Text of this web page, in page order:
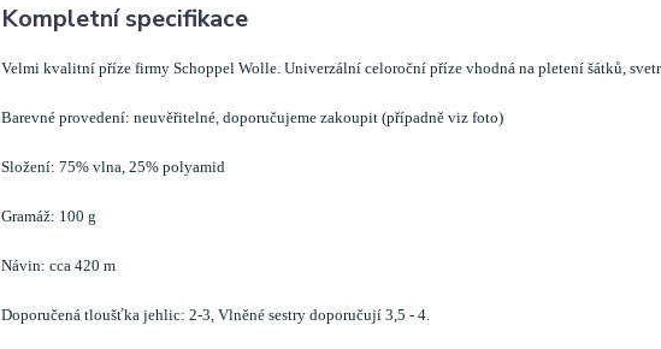
Kompletní specifikace
Velmi kvalitní příze firmy Schoppel Wolle. Univerzální celoroční příze vhodná na pletení šátků,
Barevné provedení: neuvěřitelné, doporučujeme zakoupit (případně viz foto)
Složení: 75% vlna, 25% polyamid
Gramáž: 100 g
Návin: cca 420 m
Doporučená tloušťka jehlic: 2-3, Vlněné sestry doporučují 3,5 - 4.